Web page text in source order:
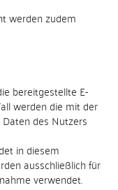
werden zudem
bereitgestellte E-
werden die mit der
des Nutzers
in diesem
ausschließlich für
verwendet.